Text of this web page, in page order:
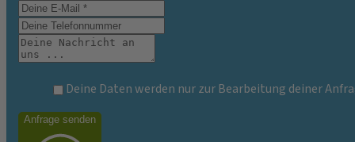
Deine Daten werden nur zur Bearbeitung deiner
Anfrage senden